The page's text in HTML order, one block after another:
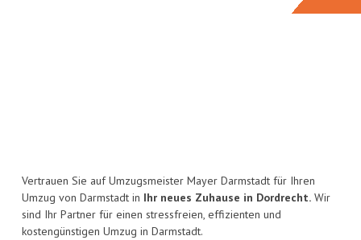
Vertrauen Sie auf Umzugsmeister Mayer Darmstadt für Ihren
Umzug von Darmstadt in Ihr neues Zuhause in Dordrecht. Wir
sind Ihr Partner für einen stressfreien, effizienten und
kostengünstigen Umzug in Darmstadt.